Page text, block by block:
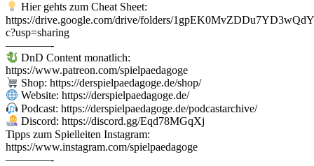
Hier gehts zum Cheat Sheet:
https://drive.google.com/drive/folders/
c?usp=sharing
————-
DnD Content monatlich:
https://www.patreon.com/spielpaedagoge
Shop: https://derspielpaedagoge.de/shop/
Website: https://derspielpaedagoge.de/
Podcast: https://derspielpaedagoge.de/podcastarchive/
Discord: https://discord.gg/Eqd78MGqXj
Tipps zum Spielleiten Instagram:
https://www.instagram.com/spielpaedagoge
————-